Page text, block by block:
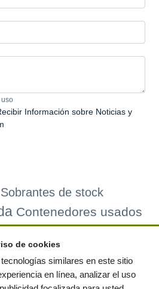
Información sobre Noticias y
Sobrantes de stock
Contenedores usados
Electrodomesticos
de cookies
similares en este sitio
en línea, analizar el uso